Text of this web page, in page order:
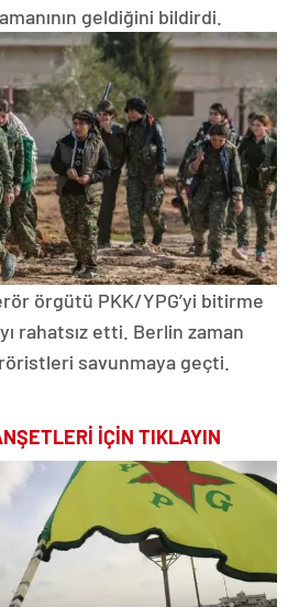
geldiğini bildirdi.
örgütü PKK/YPG’yi bitirme
rahatsız etti. Berlin zaman
savunmaya geçti.
İÇİN TIKLAYIN